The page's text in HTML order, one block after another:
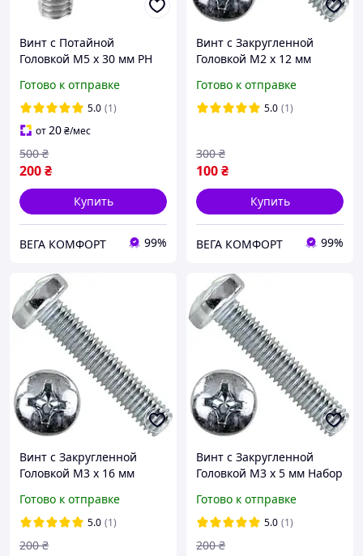
Винт с Потайной
Головкой М5 х 30 мм PH
Готово к отправке
5.0 (1)
от20₴/мес
200₴
500 ₴
Купить
ВЕГА КОМФОРТ 99%
Винт c Закругленной
Головкой М2 х 12 мм
DIN 7985
Готово к отправке
5.0 (1)
100₴
300 ₴
Купить
ВЕГА КОМФОРТ 99%
Винт c Закругленной
Головкой М3 х 16 мм
DIN 7985
Готово к отправке
5.0 (1)
200 ₴
Винт c Закругленной
Головкой М3 х 5 мм Набор
7985
Готово к отправке
5.0 (1)
200 ₴